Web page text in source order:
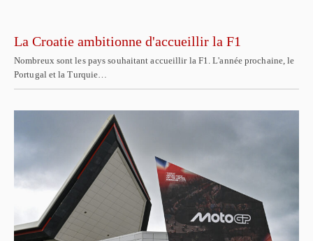
La Croatie ambitionne d'accueillir la F1
Nombreux sont les pays souhaitant accueillir la F1. L'année prochaine, le
Portugal et la Turquie…